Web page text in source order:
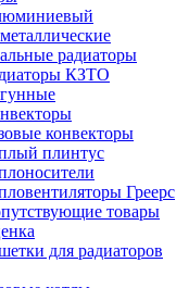
радиаторы
КЗТО
конвекторы
плинтус
Греерс
товары
для радиаторов